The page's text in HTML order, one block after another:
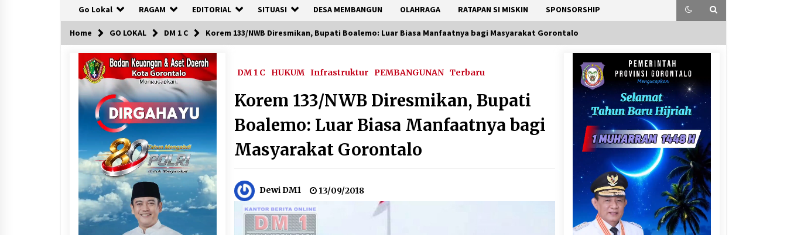
Go Lokal RAGAM EDITORIAL SITUASI DESA MEMBANGUN OLAHRAGA RATAPAN SI MISKIN SPONSORSHIP
Home GO LOKAL DM 1 C Korem 133/NWB Diresmikan, Bupati Boalemo: Luar Biasa Manfaatnya bagi Masyarakat Gorontalo
DM 1 C HUKUM Infrastruktur PEMBANGUNAN Terbaru
Korem 133/NWB Diresmikan, Bupati
Boalemo: Luar Biasa Manfaatnya bagi
Masyarakat Gorontalo
Dewi DM1 13/09/2018